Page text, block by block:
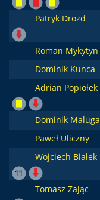
Patryk Drozd
Roman Mykytyn
Dominik Kunca
Adrian Popiołek
Dominik Maluga
Paweł Uliczny
Wojciech Białek
Tomasz Zając